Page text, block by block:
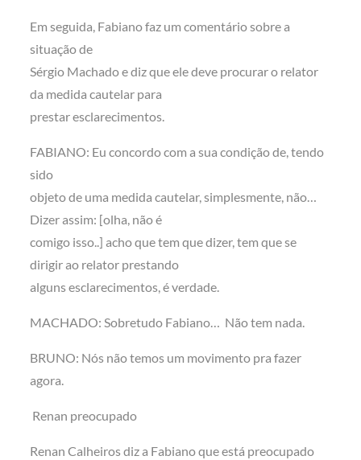
Em seguida, Fabiano faz um comentário sobre a
situação de
Sérgio Machado e diz que ele deve procurar o relator
da medida cautelar para
prestar esclarecimentos.
FABIANO: Eu concordo com a sua condição de, tendo
sido
objeto de uma medida cautelar, simplesmente, não…
Dizer assim: [olha, não é
comigo isso..] acho que tem que dizer, tem que se
dirigir ao relator prestando
alguns esclarecimentos, é verdade.
MACHADO: Sobretudo Fabiano… Não tem nada.
BRUNO: Nós não temos um movimento pra fazer
agora.
Renan preocupado
Renan Calheiros diz a Fabiano que está preocupado